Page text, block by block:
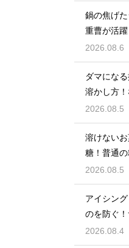
鍋の焦げ
重曹が活
綺麗に落と
2026.08.6
ダマにな
溶かし方
クリームを
2026.08.5
溶けない
糖！普通
説
2026.08.5
アイシン
のを防ぐ
技
2026.08.4